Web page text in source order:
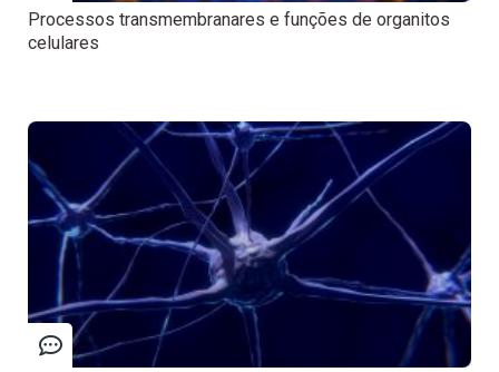
Processos transmembranares e funções de organitos
celulares